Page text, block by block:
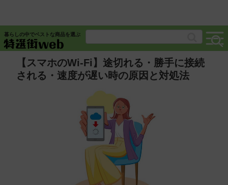
暮らしの中でベストな商品を選ぶ
【スマホのWi-Fi】途切れる・勝手に接続
される・速度が遅い時の原因と対処法